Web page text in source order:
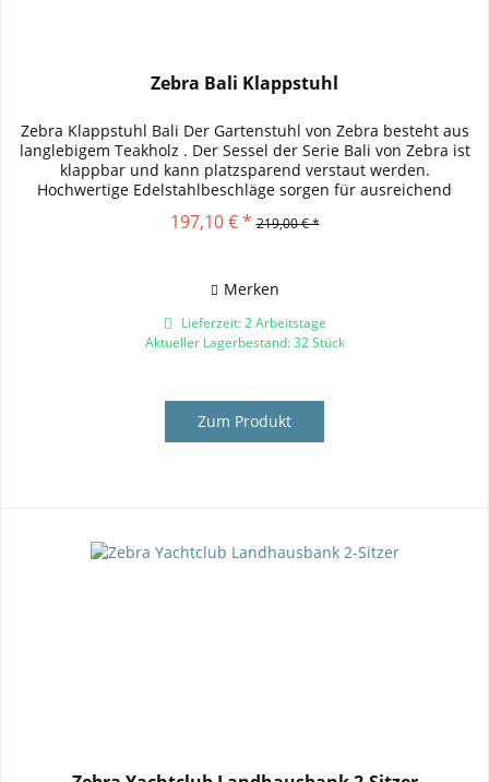
Zebra Bali Klappstuhl
Zebra Klappstuhl Bali Der Gartenstuhl von Zebra besteht aus
langlebigem Teakholz . Der Sessel der Serie Bali von Zebra ist
klappbar und kann platzsparend verstaut werden.
Hochwertige Edelstahlbeschläge sorgen für ausreichend
197,10 € * 219,00 € *
Merken
Lieferzeit: 2 Arbeitstage
Aktueller Lagerbestand: 32 Stück
Zum Produkt